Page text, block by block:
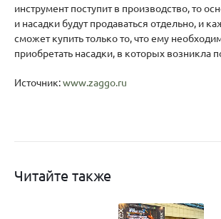
инструмент поступит в производство, то
и насадки будут продаваться отдельно, и
сможет купить только то, что ему
приобретать насадки, в которых возникла
Источник:www.zaggo.ru
Читайте также